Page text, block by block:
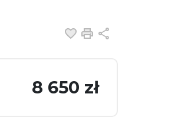
Dodaj do
Drukuj
8 650 zł